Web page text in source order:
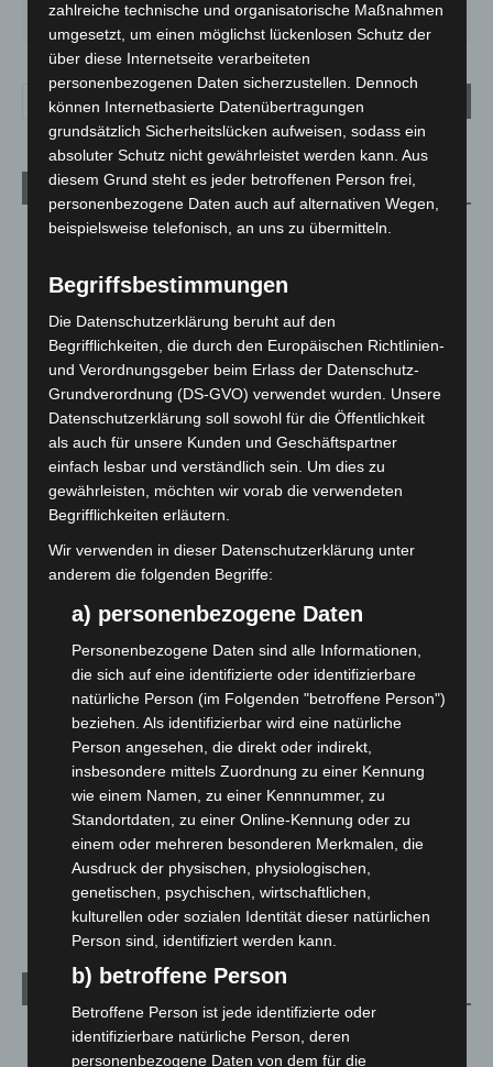
33° 27° 23° 27° 30°
Aktuelle Beiträge
Kunst trifft Weingenuss: Barbara-Susann Mehring zeigt ihre
8. August 2026
A2: Zweite Turbobaustelle startet zwischen Hannover-West
und Bothfeld
8. August 2026
Niedersachsen: Feuerwehrkräfte kehren nach
Waldbrandeinsatz aus Spanien zurück
7. August 2026
Hannover: Erste Tigermücken-Population in Niedersachsen
entdeckt
7. August 2026
eingedämmt
6. August 2026
Roten Kreuz
Mann läuft mit Hockeyschläger über A7 – Polizei sucht
Zeugen
5. August 2026
Celle: Mensch stirbt bei Bagger-Unfall auf Baustelle
5. August 2026
Kategorien
Blaulicht
zahlreiche technische und organisatorische Maßnahmen
umgesetzt, um einen möglichst lückenlosen Schutz der
über diese Internetseite verarbeiteten
personenbezogenen Daten sicherzustellen. Dennoch
können Internetbasierte Datenübertragungen
grundsätzlich Sicherheitslücken aufweisen, sodass ein
absoluter Schutz nicht gewährleistet werden kann. Aus
diesem Grund steht es jeder betroffenen Person frei,
personenbezogene Daten auch auf alternativen Wegen,
beispielsweise telefonisch, an uns zu übermitteln.
Begriffsbestimmungen
Die Datenschutzerklärung beruht auf den
Begrifflichkeiten, die durch den Europäischen Richtlinien-
und Verordnungsgeber beim Erlass der Datenschutz-
Grundverordnung (DS-GVO) verwendet wurden. Unsere
Datenschutzerklärung soll sowohl für die Öffentlichkeit
als auch für unsere Kunden und Geschäftspartner
einfach lesbar und verständlich sein. Um dies zu
gewährleisten, möchten wir vorab die verwendeten
Begrifflichkeiten erläutern.
Wir verwenden in dieser Datenschutzerklärung unter
anderem die folgenden Begriffe:
a) personenbezogene Daten
Personenbezogene Daten sind alle Informationen,
die sich auf eine identifizierte oder identifizierbare
natürliche Person (im Folgenden "betroffene Person")
beziehen. Als identifizierbar wird eine natürliche
Person angesehen, die direkt oder indirekt,
insbesondere mittels Zuordnung zu einer Kennung
wie einem Namen, zu einer Kennnummer, zu
Standortdaten, zu einer Online-Kennung oder zu
einem oder mehreren besonderen Merkmalen, die
Ausdruck der physischen, physiologischen,
genetischen, psychischen, wirtschaftlichen,
kulturellen oder sozialen Identität dieser natürlichen
Person sind, identifiziert werden kann.
b) betroffene Person
Betroffene Person ist jede identifizierte oder
identifizierbare natürliche Person, deren
personenbezogene Daten von dem für die